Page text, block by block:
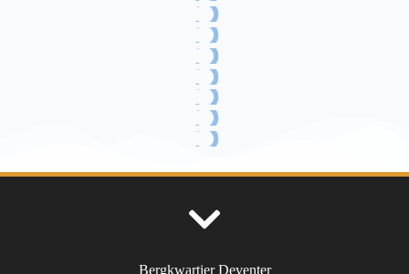
Bergkwartier Deventer